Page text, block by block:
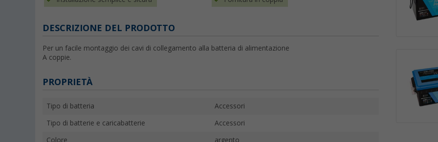
DESCRIZIONE DEL PRODOTTO
Per un facile montaggio dei cavi di collegamento alla batteria di alimentazione
A coppie.
PROPRIETÀ
Tipo di batteria Accessori
Tipo di batterie e caricabatterie Accessori
Colore argento